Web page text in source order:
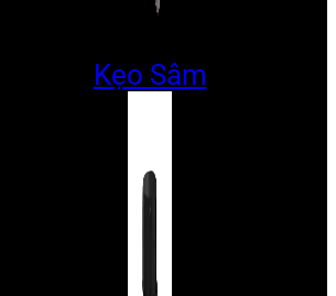
Kẹo Sâm